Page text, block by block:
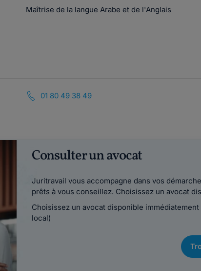
Maîtrise de la langue Arabe et de l'Anglais
01 80 49 38 49
Consulter un avocat
Juritravail vous accompagne dans vos
prêts à vous conseillez. Choisissez un avocat
Choisissez un avocat disponible
local)